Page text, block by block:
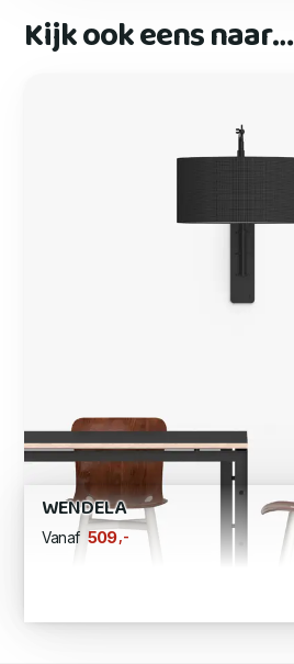
Kijk ook eens naar…
WENDELA
Vanaf 509 ,-